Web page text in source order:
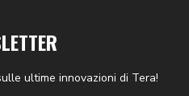
ultime innovazioni di Tera!